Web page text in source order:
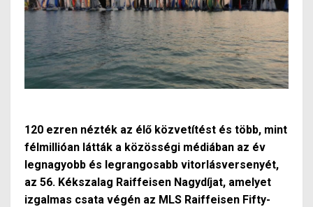
120 ezren nézték az élő közvetítést és több, mint
félmillióan látták a közösségi médiában az év
legnagyobb és legrangosabb vitorlásversenyét,
az 56. Kékszalag Raiffeisen Nagydíjat, amelyet
izgalmas csata végén az MLS Raiffeisen Fifty-